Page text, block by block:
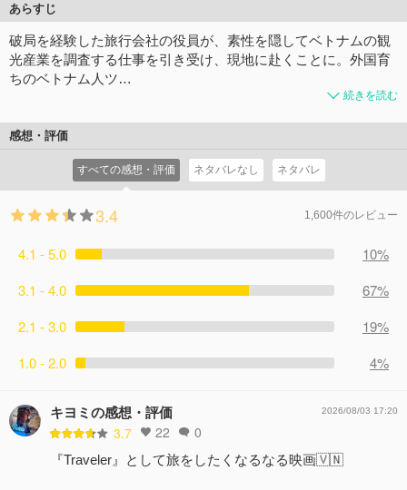
あらすじ
破局を経験した旅行会社の役員が、素性を隠してベトナムの観
光産業を調査する仕事を引き受け、現地に赴くことに。外国育
ちのベトナム人ツ…
続きを読む
感想・評価
すべての感想・評価 ネタバレなし ネタバレ
3.4 1,600件のレビュー
4.1 - 5.0
10%
3.1 - 4.0
67%
2.1 - 3.0
19%
1.0 - 2.0
4%
キヨミの感想・評価
3.7 22 0
2026/08/03 17:20
『Traveler』として旅をしたくなるなる映画🇻🇳